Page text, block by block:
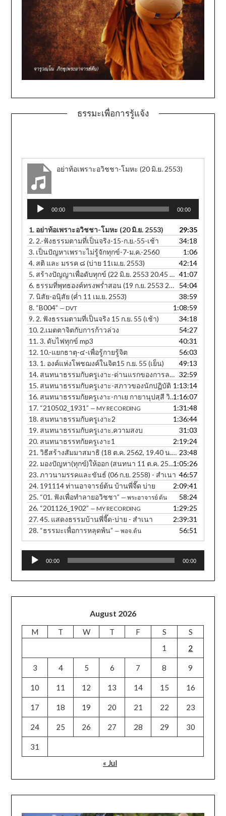
ธรรมะเพื่อการรู้แจ้ง
อย่าท้อเพราะอวิชชา-โมหะ (20 มิ.ย. 2553)
Audio
Player
00:00 00:00
1. อย่าท้อเพราะอวิชชา-โมหะ (20 มิ.ย. 2553)
29:35
2. 2.-ฟังธรรมตามที่เป็นจริง-15-ก.ย.-55-เช้า
34:18
3. เป็นปัญหาเพราะไม่รู้จักทุกข์-7-ม.ค.-2560
1:06
4. สติ และ มรรค ๘ (บ่าย 11เม.ย. 2553)
42:14
5. สร้างปัญญาเพื่อดับทุกข์ (22 มิ.ย. 2553 20.45 น.)
41:07
6. ธรรมที่พุทธองค์ทรงพร่ำสอน (19 ก.ย. 2553 20.25 น.)
54:04
7.นิสัย-อนุิสัย (ค่ำ 11 เม.ย. 2553)
38:59
8. “B004” — DVT
1:08:59
9. 2. ฟังธรรมตามที่เป็นจริง 15 ก.ย. 55 (เช้า)
34:18
10. 2.เมตตาจิตกับการก้าวล่วง
54:27
11.3. ดับไฟทุกข์ mp3
40:31
12. 10.-แยกธาตุ-๔-เพื่อรู้กายรู้จิต
56:03
13. 1. องค์แห่งโพชฌงค์ในจิต15 ก.ย. 55 (เย็น)
49:13
14. สนทนาธรรมกับครูเงาะ-ด่านแรกของการละกิเลส
32:59
15. สนทนาธรรมกับครูเงาะ-สภาวของนักปฏิบัติ 1:13:14
16. สนทนาธรรมกัยครูเงาะ-กาเย กายานุปสฺสี วิหรติ 1:16:07
17. “210502_1931” — MY RECORDING
1:31:48
18. สนทนาธรรมกับครูเงาะ2
1:36:44
19. สนทนาธรรมกับครูเงาะ.ความสงบ
31:03
20. สนทนาธรรทกัยครูเงาะ1
2:19:24
21.วิธีสร้างสัมมาสมาธิ (18 ต.ค. 2562, 19.40 น. ภาษาอีสาน)
23:48
22. มองปัญหา(ทุกข์)ให้ออก (สนทนา 11 ต.ค. 2560, 12.30 น.) - สำเนา 1:05:26
23.ภาวนามรรคและขันธ์ (06 ก.ย. 2558) - สำเนา 46:57
24. 191114 ท่านอาจารย์ต้น บ้านพี่จี๊ด บ่าย
2:09:41
25. “01. ฟังเพื่อทำลายอวิชชา” — พระอาจารย์ ต้น
58:24
26. “201126_1902” — MY RECORDING
1:29:25
27.45. แสดงธรรมบ้านพี่จี๊ด-บ่าย - สำเนา
2:39:31
28. “ธรรมะเพื่อการหลุดพ้น” — พอจ.ต้น 56:51
Audio
00:00 00:00
August 2026
M T W T F S
S
1
2
3 4 5 6 7 8 9
10 11 12 13 14 15 16
17 18 19 20 21 22 23
24 25 26 27 28 29 30
31
« Jul